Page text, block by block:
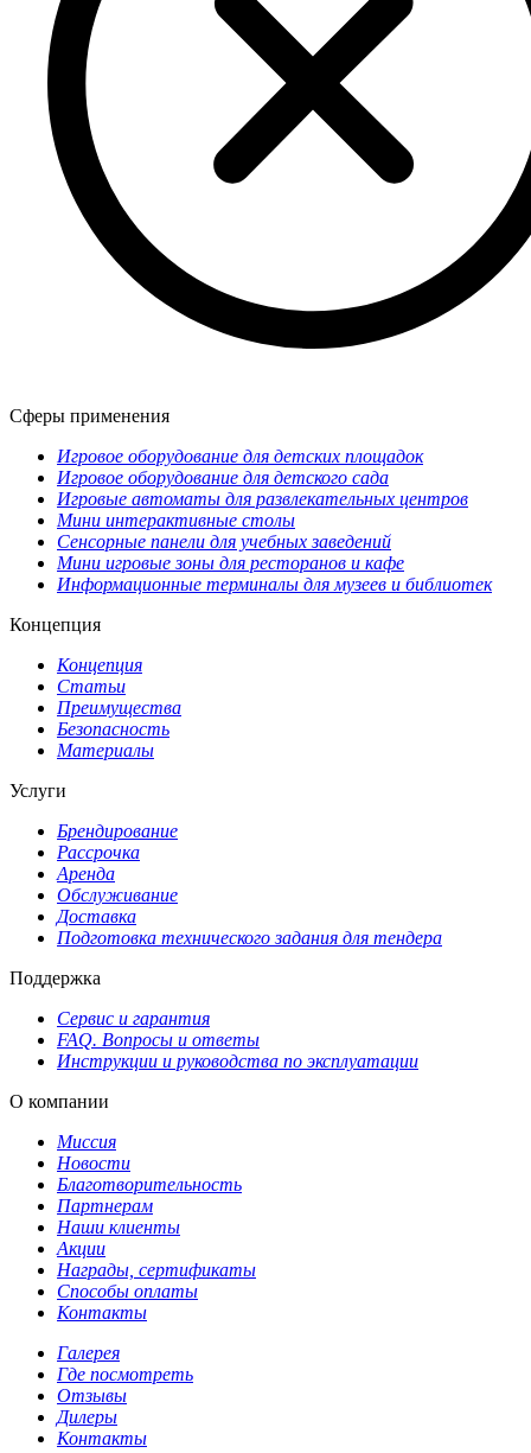
Сферы применения
Игровое оборудование для детских площадок
Игровое оборудование для детского сада
Игровые автоматы для развлекательных центров
Мини интерактивные столы
Сенсорные панели для учебных заведений
Мини игровые зоны для ресторанов и кафе
Информационные терминалы для музеев и библиотек
Концепция
Концепция
Статьи
Преимущества
Безопасность
Материалы
Услуги
Брендирование
Рассрочка
Аренда
Обслуживание
Доставка
Подготовка технического задания для тендера
Поддержка
Сервис и гарантия
FAQ. Вопросы и ответы
Инструкции и руководства по эксплуатации
О компании
Миссия
Новости
Благотворительность
Партнерам
Наши клиенты
Акции
Награды, сертификаты
Способы оплаты
Контакты
Галерея
Где посмотреть
Отзывы
Дилеры
Контакты